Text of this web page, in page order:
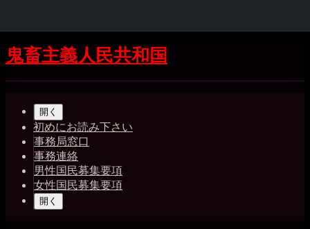
コ
ン
テ
鬼畜主義人民共和国
開く
初めにお読み下さい
事務局窓口
事務連絡
男性国民募集要項
女性国民募集要項
開く